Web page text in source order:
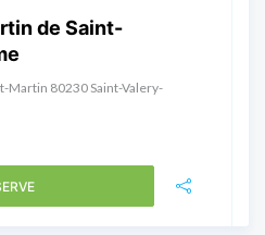
de Saint-
Martin 80230 Saint-Valery-